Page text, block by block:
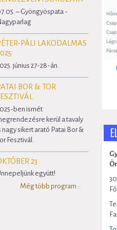
– Gyöngyöspata -
PÁLI LAKODALMAS
június 27-28-án.
BOR & TOR
ben ismét
kerül a tavaly
nagy sikert arató Patai Bor &
Fesztivál.
23
együtt!
Még több program ::